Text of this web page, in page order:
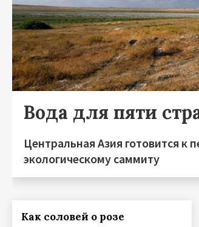
Вода для пяти
Центральная Азия готовится к
экологическому саммиту
Как соловей о розе